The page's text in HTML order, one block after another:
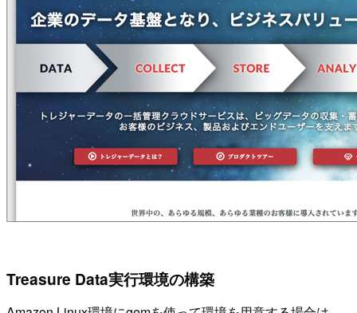
Treasure Data実行環境の構築